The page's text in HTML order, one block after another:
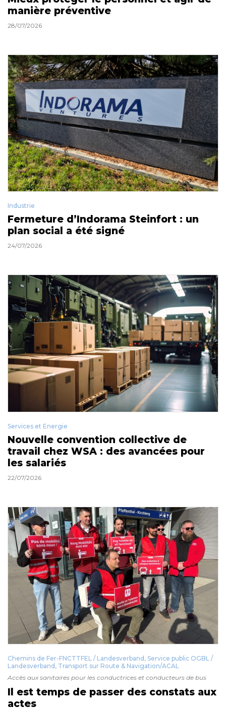
manière préventive
28/07/2026
Industrie
Fermeture d’Indorama Steinfort : un
plan social a été signé
24/07/2026
Services et Energie
Nouvelle convention collective de
travail chez WSA : des avancées pour
les salariés
22/07/2026
Chemins de Fer-FNCTTFEL / Landesverband , Service public OGBL /
Landesverband , Transport sur Route & Navigation/ACAL
Accès aux sanitaires pour les conductrices et conducteurs de bus
Il est temps de passer des constats aux
actes